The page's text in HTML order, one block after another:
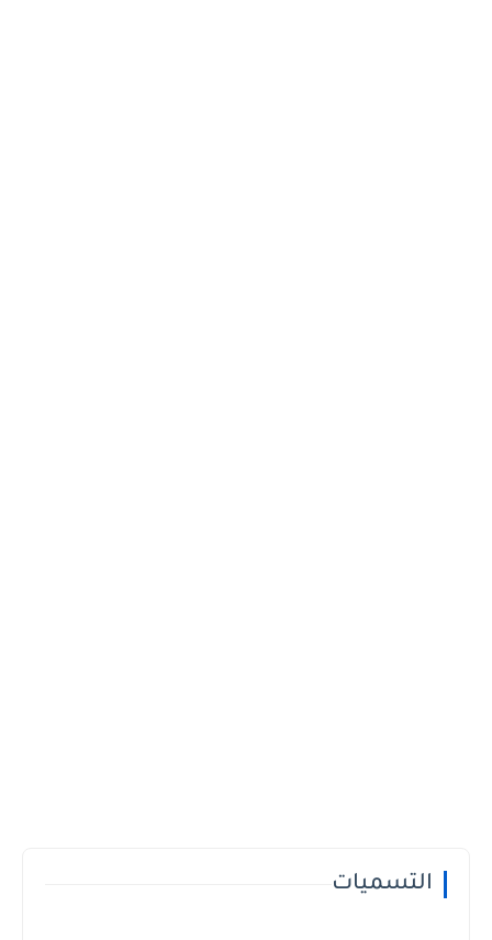
التسميات